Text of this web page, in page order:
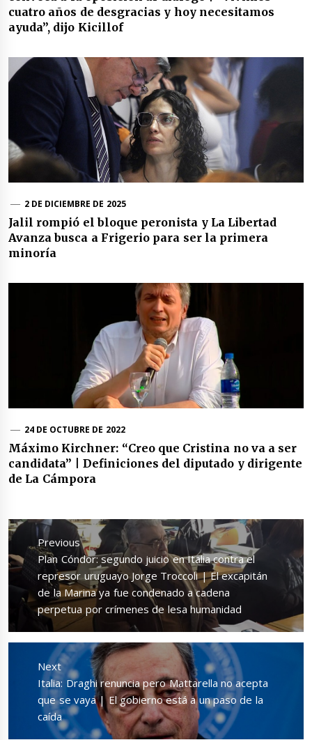
cuatro años de desgracias y hoy necesitamos
ayuda”, dijo Kicillof
2 DE DICIEMBRE DE 2025
Jalil rompió el bloque peronista y La Libertad
Avanza busca a Frigerio para ser la primera
minoría
24 DE OCTUBRE DE 2022
Máximo Kirchner: “Creo que Cristina no va a ser
candidata” | Definiciones del diputado y dirigente
de La Cámpora
Navegación
de
entradas
Previous
Previous
post:
Plan Cóndor: segundo juicio en Italia contra el
represor uruguayo Jorge Troccoli | El excapitán
de la Marina ya fue condenado a cadena
perpetua por crímenes de lesa humanidad
Next
Next
post:
Italia: Draghi renuncia pero Mattarella no acepta
que se vaya | El gobierno está a un paso de la
caída